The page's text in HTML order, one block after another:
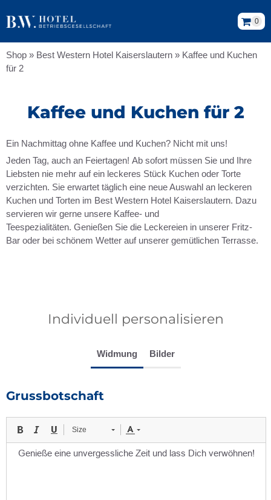
0
Shop » Best Western Hotel Kaiserslautern » Kaffee und Kuchen
für 2
Kaffee und Kuchen für 2
Ein Nachmittag ohne Kaffee und Kuchen? Nicht mit uns!
Jeden Tag, auch an Feiertagen! Ab sofort müssen Sie und Ihre
Liebsten nie mehr auf ein leckeres Stück Kuchen oder Torte
verzichten. Sie erwartet täglich eine neue Auswahl an leckeren
Kuchen und Torten im Best Western Hotel Kaiserslautern. Dazu
servieren wir gerne unsere Kaffee- und
Teespezialitäten. Genießen Sie die Leckereien in unserer Fritz-
Bar oder bei schönem Wetter auf unserer gemütlichen Terrasse.
Individuell personalisieren
Widmung Bilder
Grussbotschaft
Size